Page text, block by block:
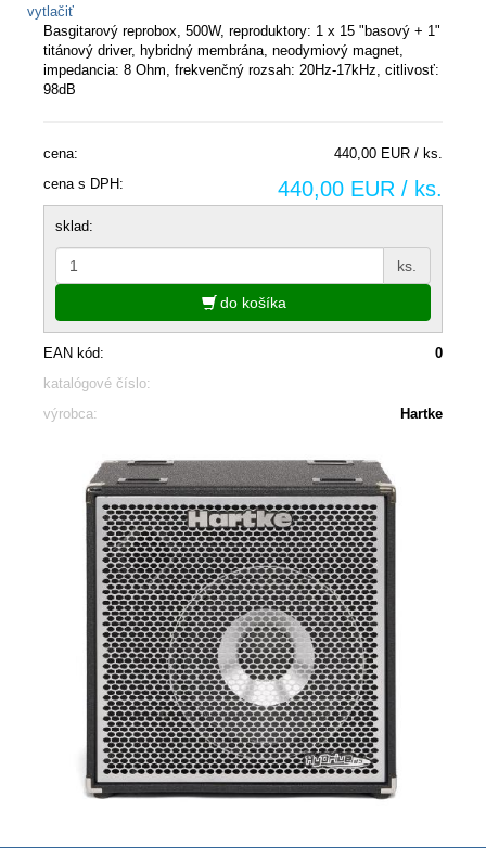
vytlačiť
Basgitarový reprobox, 500W, reproduktory: 1 x 15 "basový + 1"
titánový driver, hybridný membrána, neodymiový magnet,
impedancia: 8 Ohm, frekvenčný rozsah: 20Hz-17kHz, citlivosť:
98dB
cena:
440,00 EUR / ks.
cena s DPH:
440,00 EUR / ks.
sklad:
ks.
do košíka
EAN kód:
0
katalógové číslo:
výrobca:
Hartke